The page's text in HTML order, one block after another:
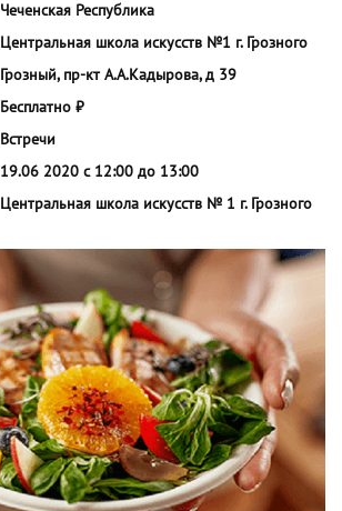
Чеченская Республика
Центральная школа искусств №1 г. Грозного
Грозный, пр-кт А.А.Кадырова, д 39
Бесплатно ₽
Встречи
19.06 2020 с 12:00 до 13:00
Центральная школа искусств № 1 г. Грозного